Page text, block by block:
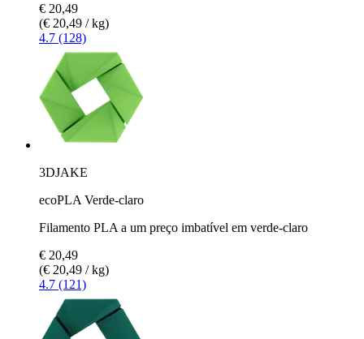
€ 20,49
(€ 20,49 / kg)
4.7 (128)
3DJAKE
ecoPLA Verde-claro
Filamento PLA a um preço imbatível em verde-claro
€ 20,49
(€ 20,49 / kg)
4.7 (121)